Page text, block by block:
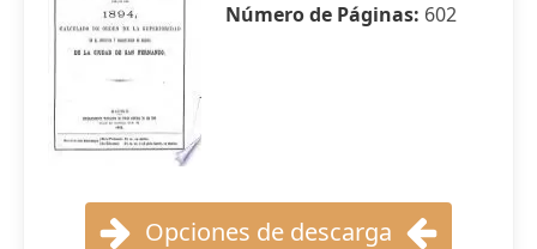
Número de Páginas: 602
Opciones de descarga